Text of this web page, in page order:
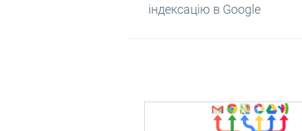
індексацію в Google